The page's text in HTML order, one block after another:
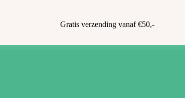
Gratis verzending vanaf €50,-